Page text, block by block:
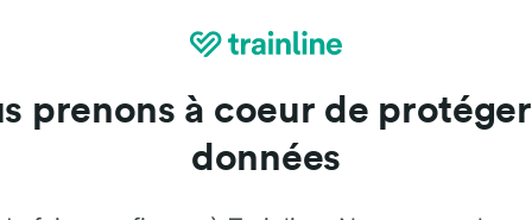
Attractions
prenons à coeur de
données